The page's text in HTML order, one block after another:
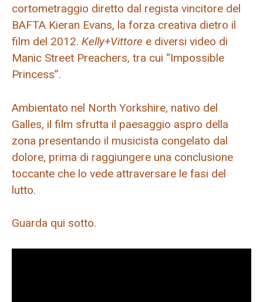
cortometraggio diretto dal regista vincitore del
BAFTA Kieran Evans, la forza creativa dietro il
film del 2012. Kelly+Vittore e diversi video di
Manic Street Preachers, tra cui “Impossible
Princess”.
Ambientato nel North Yorkshire, nativo del
Galles, il film sfrutta il paesaggio aspro della
zona presentando il musicista congelato dal
dolore, prima di raggiungere una conclusione
toccante che lo vede attraversare le fasi del
lutto.
Guarda qui sotto.